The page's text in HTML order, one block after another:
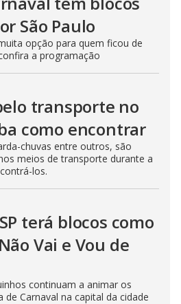
São Paulo
opção para quem ficou de
a programação
transporte no
como encontrar
chuvas entre outros, são
meios de transporte durante a
los.
terá blocos como
Vai e Vou de
continuam a animar os
Carnaval na capital da cidade